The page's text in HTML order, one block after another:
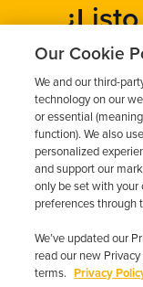
Obtén un
Our Cookie
We and our third-
technology on our
or essential
function). We also
personalized
and support our
only be set with your
preferences through
We’ve updated our
read our new
terms. Privacy